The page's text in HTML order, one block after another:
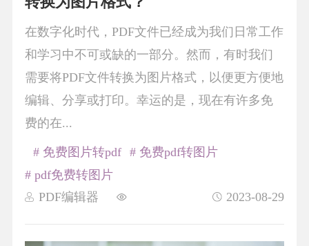
在数字化时代，PDF文件已经成为我们日常工作
和学习中不可或缺的一部分。然而，有时我们
需要将PDF文件转换为图片格式，以便更方便地
编辑、分享或打印。幸运的是，现在有许多免
费的在...
PDF编辑器 2023-08-29
# 免费图片转pdf
# 免费pdf转图片
# pdf免费转图片